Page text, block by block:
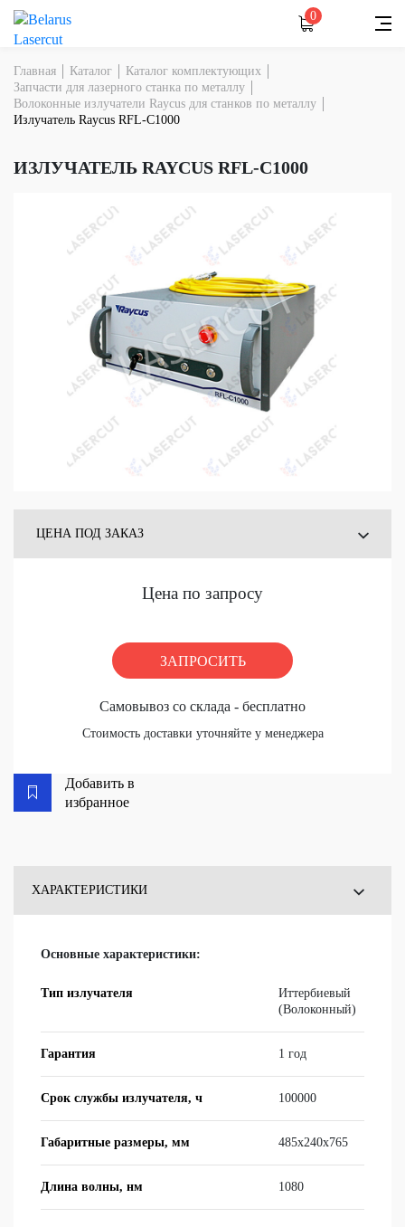
0
Главная Каталог
Каталог комплектующих
Запчасти для лазерного станка по металлу
Волоконные излучатели Raycus для станков по металлу
Излучатель Raycus RFL-C1000
ИЗЛУЧАТЕЛЬ RAYCUS RFL-C1000
ЦЕНА ПОД ЗАКАЗ
Цена по запросу
ЗАПРОСИТЬ
Самовывоз со склада - бесплатно
Стоимость доставки уточняйте у менеджера
Добавить в
избранное
ХАРАКТЕРИСТИКИ
ВОПРОСЫ
Основные характеристики:
Тип излучателя
Ит­тер­би­е­вый
(Во­ло­кон­ный)
Гарантия 1 год
Срок службы излучателя, ч 100000
Габаритные размеры, мм 485x240x765
Длина волны, нм 1080